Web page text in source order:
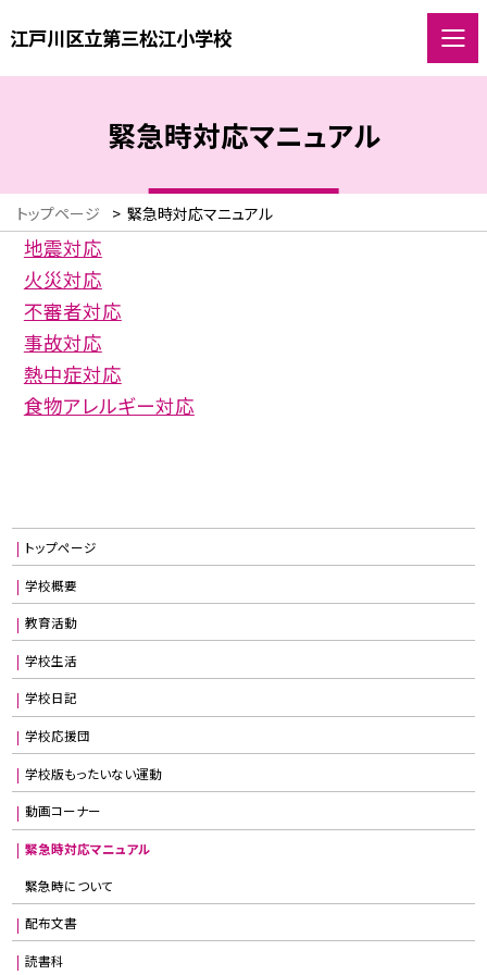
江戸川区立第三松江小学校
緊急時対応マニュアル
トップページ > 緊急時対応マニュアル
地震対応
火災対応
不審者対応
事故対応
熱中症対応
食物アレルギー対応
トップページ
学校概要
教育活動
学校生活
学校日記
学校応援団
学校版もったいない運動
動画コーナー
緊急時対応マニュアル
緊急時について
配布文書
読書科